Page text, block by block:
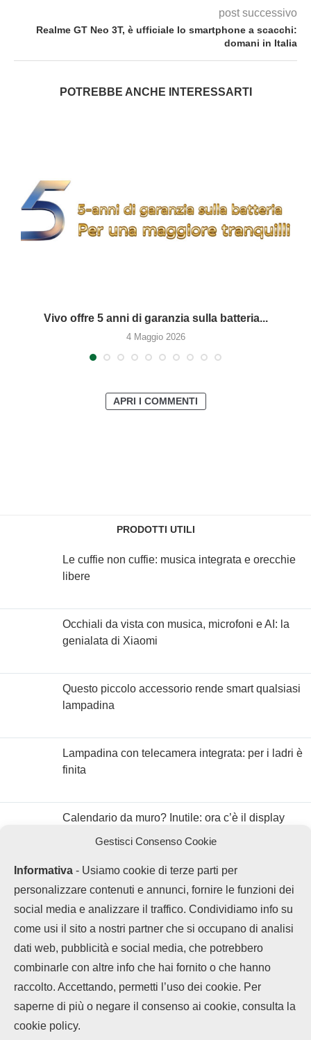
Gestisci Consenso Cookie
Informativa - Usiamo cookie di terze parti per
personalizzare contenuti e annunci, fornire le funzioni dei
social media e analizzare il traffico. Condividiamo info su
come usi il sito a nostri partner che si occupano di analisi
dati web, pubblicità e social media, che potrebbero
combinarle con altre info che hai fornito o che hanno
raccolto. Accettando, permetti l’uso dei cookie. Per
saperne di più o negare il consenso ai cookie, consulta la
cookie policy.
post successivo
Realme GT Neo 3T, è ufficiale lo smartphone a scacchi:
domani in Italia
POTREBBE ANCHE INTERESSARTI
Vivo offre 5 anni di garanzia sulla batteria...
4 Maggio 2026
APRI I COMMENTI
PRODOTTI UTILI
Le cuffie non cuffie: musica integrata e orecchie
libere
Occhiali da vista con musica, microfoni e AI: la
genialata di Xiaomi
Questo piccolo accessorio rende smart qualsiasi
lampadina
Lampadina con telecamera integrata: per i ladri è
finita
Calendario da muro? Inutile: ora c’è il display
Chi siamo Contatti Disclaimer
Privacy Policy
Vivo offre 5 anni di
garanzia...